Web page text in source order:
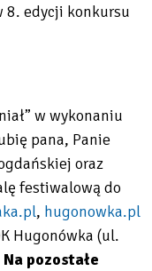
8. edycji konkursu
w wykonaniu
pana, Panie
oraz
festiwalową do
, hugonowka.pl
Hugonówka (ul.
Na pozostałe